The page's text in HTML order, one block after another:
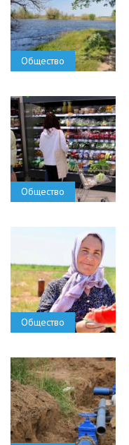
Общество
Общество
Общество